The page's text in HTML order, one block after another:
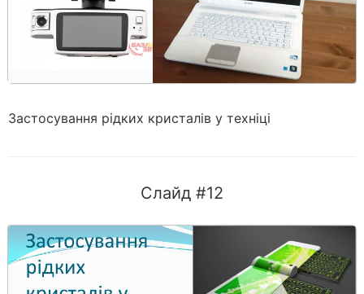
Застосування рідких кристалів у техніці
Слайд #12